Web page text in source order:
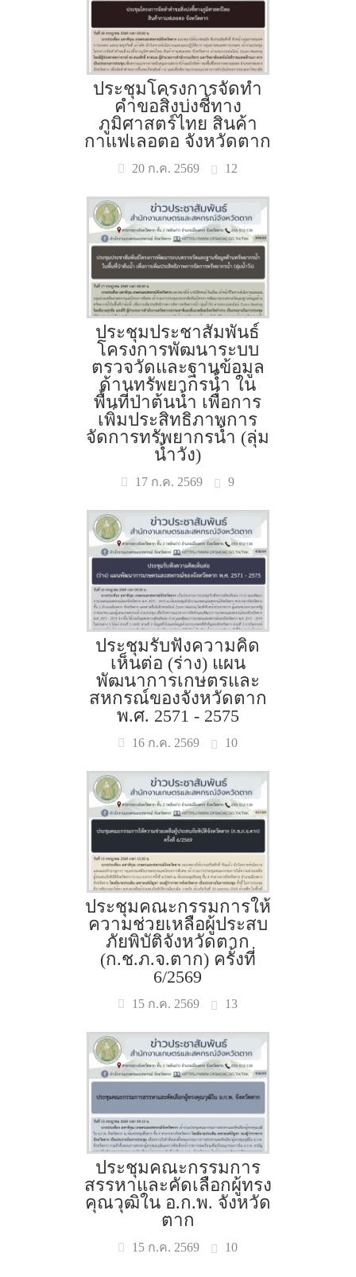
ประชุมโครงการจัดทำ
คำขอสิ่งบ่งชี้ทาง
ภูมิศาสตร์ไทย สินค้า
กาแฟเลอตอ จังหวัดตาก
20 ก.ค. 2569 12
ประชุมประชาสัมพันธ์
โครงการพัฒนาระบบ
ตรวจวัดและฐานข้อมูล
ด้านทรัพยากรน้ำ ใน
พื้นที่ป่าต้นน้ำ เพื่อการ
เพิ่มประสิทธิภาพการ
จัดการทรัพยากรน้ำ (ลุ่ม
น้ำวัง)
17 ก.ค. 2569 9
ประชุมรับฟังความคิด
เห็นต่อ (ร่าง) แผน
พัฒนาการเกษตรและ
สหกรณ์ของจังหวัดตาก
พ.ศ. 2571 - 2575
16 ก.ค. 2569 10
ประชุมคณะกรรมการให้
ความช่วยเหลือผู้ประสบ
ภัยพิบัติจังหวัดตาก
(ก.ช.ภ.จ.ตาก) ครั้งที่
6/2569
15 ก.ค. 2569 13
ประชุมคณะกรรมการ
สรรหาและคัดเลือกผู้ทรง
คุณวุฒิใน อ.ก.พ. จังหวัด
ตาก
15 ก.ค. 2569 10